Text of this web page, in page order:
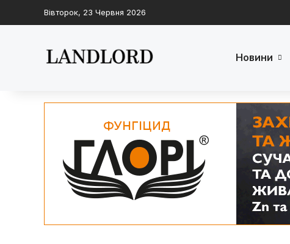
Вівторок, 23 Червня 2026
Новини